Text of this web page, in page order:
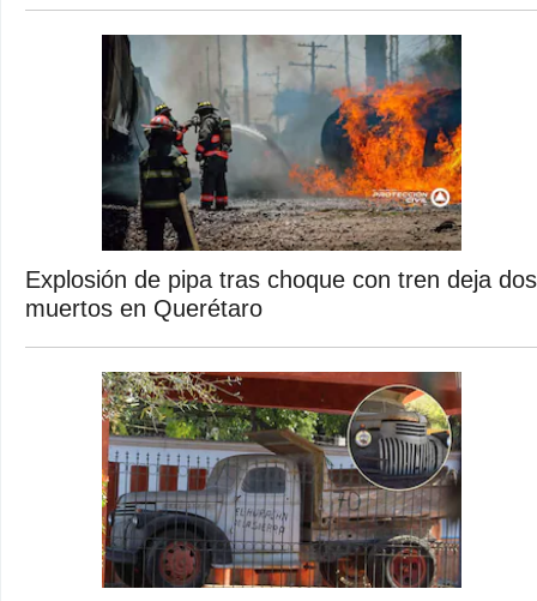
Explosión de pipa tras choque con tren deja dos
muertos en Querétaro